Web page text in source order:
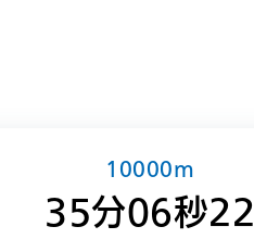
10000m
35分06秒22